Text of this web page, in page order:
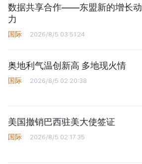
数据共享合作——东盟新的增长动
力
国际 2026/8/5 03:51:24
奥地利气温创新高 多地现火情
国际 2026/8/5 02:20:38
美国撤销巴西驻美大使签证
国际 2026/8/5 02:17:35